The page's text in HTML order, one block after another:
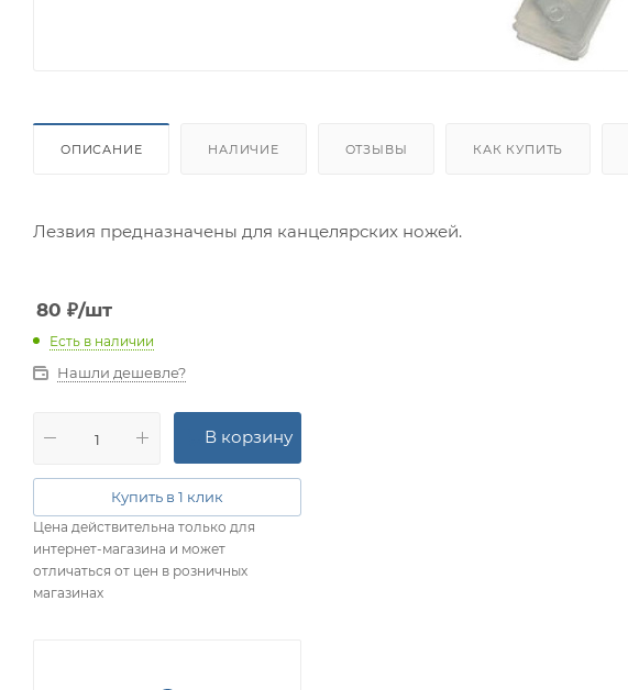
ОПИСАНИЕ НАЛИЧИЕ ОТЗЫВЫ КАК КУПИТЬ
Лезвия предназначены для канцелярских ножей.
80 ₽/шт
Есть в наличии
Нашли дешевле?
В корзину
Купить в 1 клик
Цена действительна только для
интернет-магазина и может
отличаться от цен в розничных
магазинах